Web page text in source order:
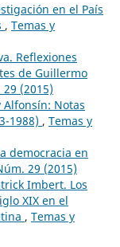
en el País
, Temas y
Reflexiones
de Guillermo
(2015)
Alfonsín: Notas
1988) , Temas y
democracia en
29 (2015)
Imbert. Los
XIX en el
, Temas y